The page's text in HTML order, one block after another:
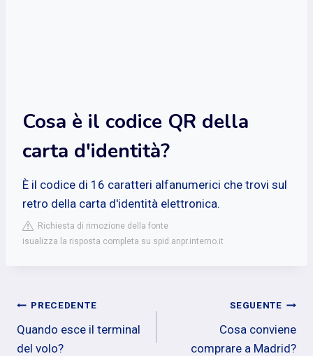
Cosa è il codice QR della
carta d'identità?
È il codice di 16 caratteri alfanumerici che trovi sul
retro della carta d'identità elettronica.
Richiesta di rimozione della fonte
isualizza la risposta completa su spid.anpr.interno.it
Navigazione
articoli
PRECEDENTE
Quando esce il terminal
del volo?
SEGUENTE
Cosa conviene
comprare a Madrid?